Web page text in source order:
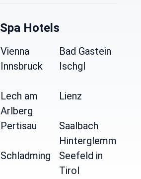
Spa Hotels
Vienna
Bad Gastein
Innsbruck Ischgl
Lech am
Arlberg
Lienz
Pertisau
Saalbach
Hinterglemm
Schladming
Seefeld in
Tirol